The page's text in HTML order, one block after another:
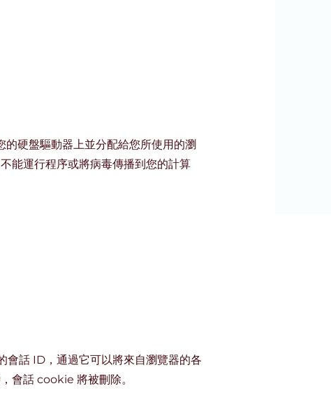
硬盤驅動器上並分配給您所使用的瀏
能運行程序或將病毒傳播到您的計算
話 ID，通過它可以將來自瀏覽器的各
會話 cookie 將被刪除。